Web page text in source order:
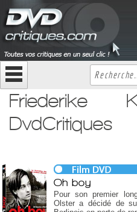
Friederike
DvdCritiques
Oh boy
Pour son premier
Olster a décidé de